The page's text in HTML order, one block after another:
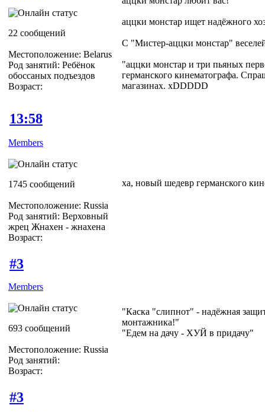
22 сообщений
Местоположение: Belarus
Род занятий: Ребёнок
обоссаных подъездов
Возраст:
аццки монстар ищет надёжного
С "Мистер-аццки монстар"
"аццки монстар и три пьяных
германского кинематографа.
магазинах. xDDDDD
13:58
Members
1745 сообщений
Местоположение: Russia
Род занятий: Верховный
жрец Жнахен - жнахена
Возраст:
ха, новый шедевр германского
#3
Members
693 сообщений
Местоположение: Russia
Род занятий:
Возраст:
"Каска "слипнот" - надёжная
монтажника!"
"Едем на дачу - ХУЙ в придачу"
#3